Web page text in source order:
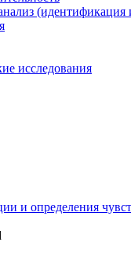
(идентификация
исследования
и определения